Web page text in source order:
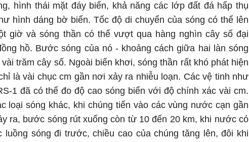
hình thái mặt đáy biển, khả năng các lớp đất đá hấp thụ
hình dáng bờ biển. Tốc độ di chuyển của sóng có thể lên
giờ và sóng thần có thể vượt qua hàng nghìn cây số đại
hồ. Bước sóng của nó - khoảng cách giữa hai làn sóng
trăm cây số. Ngoài biển khơi, sóng thần rất khó phát hiện
là vài chục cm gần nơi xảy ra nhiễu loạn. Các vệ tinh như
1 đã có thể đo độ cao sóng biển với độ chính xác vài cm.
loại sóng khác, khi chúng tiến vào các vùng nước cạn gần
ra, bước sóng rút xuống còn từ 10 đến 20 km, khi nước có
luồng sóng đi trước, chiều cao của chúng tăng lên, đôi khi